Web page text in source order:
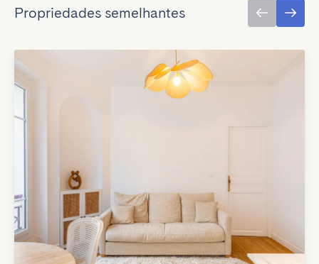
Propriedades semelhantes